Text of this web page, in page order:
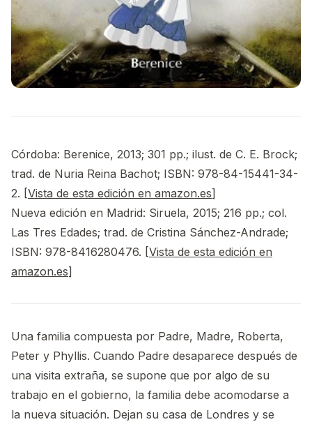
Córdoba: Berenice, 2013; 301 pp.; ilust. de C. E. Brock;
trad. de Nuria Reina Bachot; ISBN: 978-84-15441-34-
2. [Vista de esta edición en amazon.es]
Nueva edición en Madrid: Siruela, 2015; 216 pp.; col.
Las Tres Edades; trad. de Cristina Sánchez-Andrade;
ISBN: 978-8416280476. [Vista de esta edición en
amazon.es]
Una familia compuesta por Padre, Madre, Roberta,
Peter y Phyllis. Cuando Padre desaparece después de
una visita extraña, se supone que por algo de su
trabajo en el gobierno, la familia debe acomodarse a
la nueva situación. Dejan su casa de Londres y se